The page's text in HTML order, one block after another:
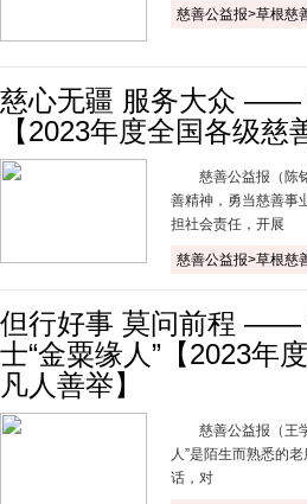
慈善公益报>草根慈
慈心无疆 服务大众 ——
【2023年度全国各级
慈善公益报（陈铭
善精神，勇当慈善事
担社会责任，开展
慈善公益报>草根慈
但行好事 莫问前程 ——
士“金粟缘人”【2023年
凡人善举】
慈善公益报（王学
人”是陌生而熟悉的
话，对